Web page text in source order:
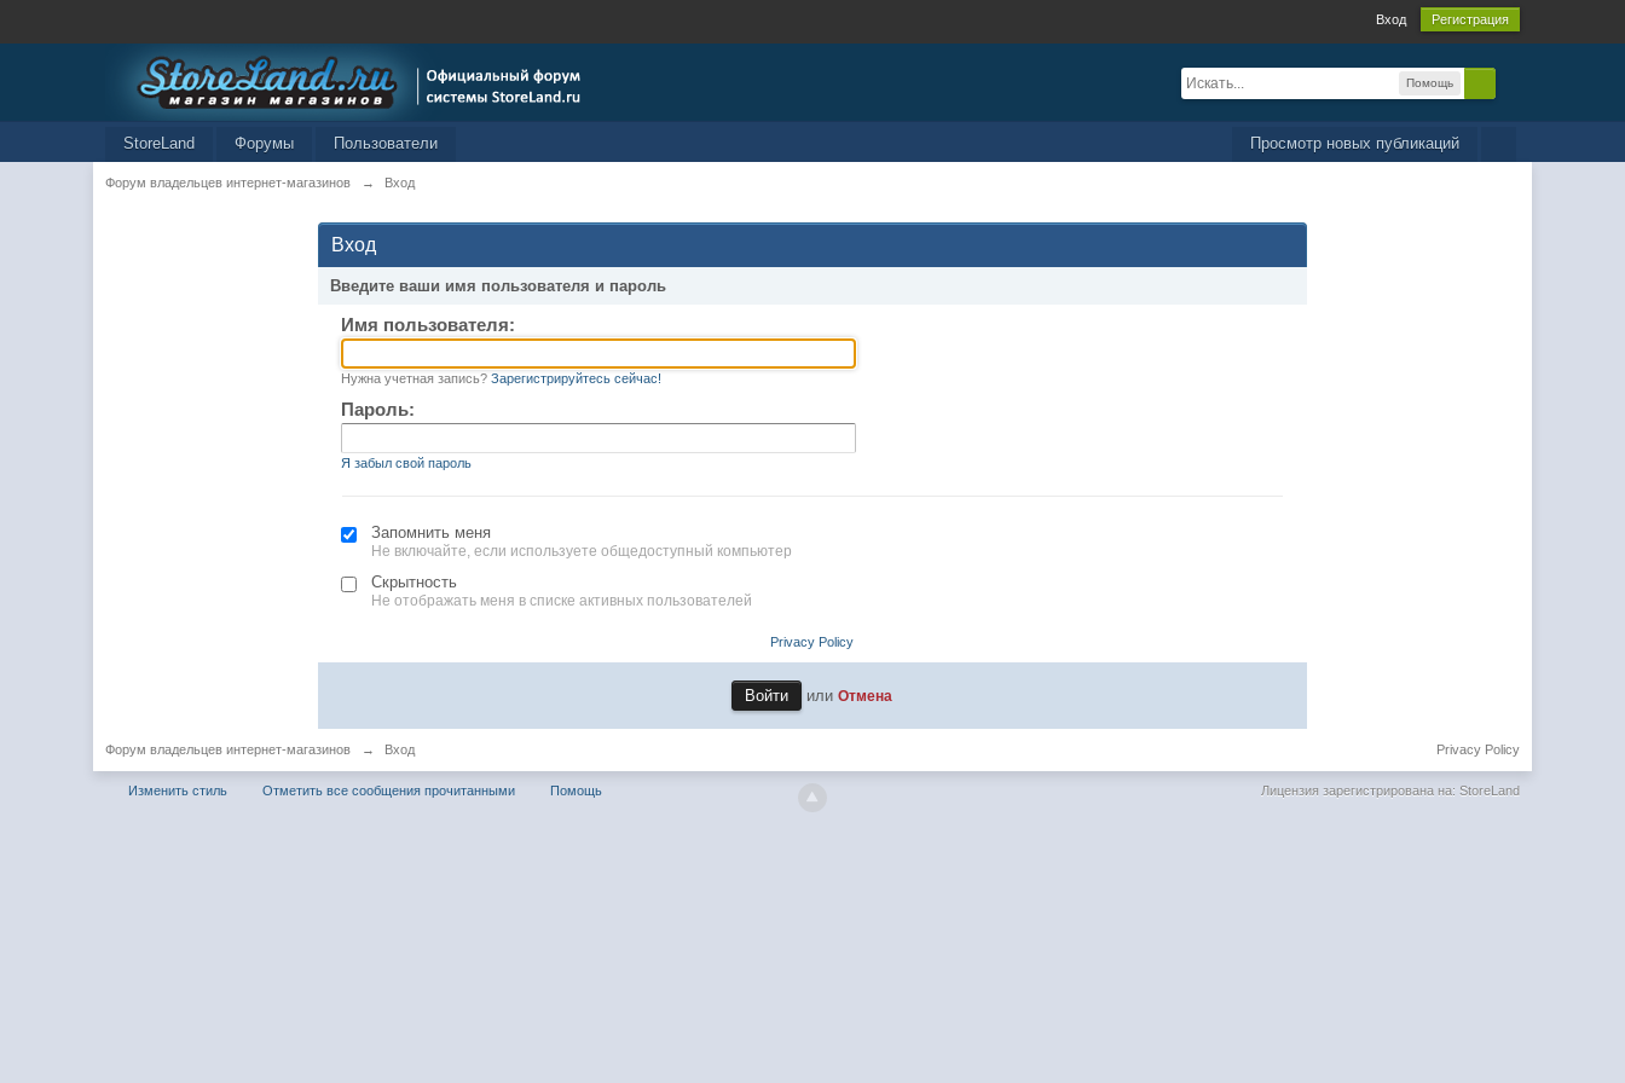
Вход Регистрация
Помощь
Просмотр новых публикаций
StoreLand Форумы Пользователи
Форум владельцев интернет-магазинов → Вход
Вход
Введите ваши имя пользователя и пароль
Имя пользователя:
Нужна учетная запись? Зарегистрируйтесь сейчас!
Пароль:
Я забыл свой пароль
Запомнить меня
Не включайте, если используете общедоступный компьютер
Скрытность
Не отображать меня в списке активных пользователей
Privacy Policy
илиОтмена
Форум владельцев интернет-магазинов → Вход Privacy Policy
Изменить стиль Отметить все сообщения прочитанными Помощь Лицензия зарегистрирована на: StoreLand